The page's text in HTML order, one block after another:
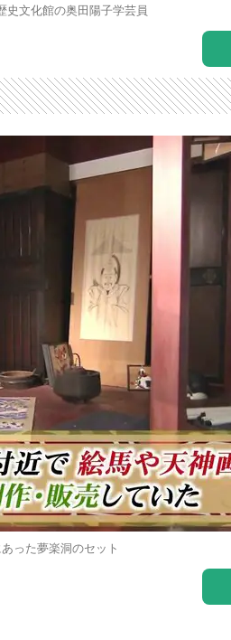
史文化館の奥田陽子学芸員
った夢楽洞のセット